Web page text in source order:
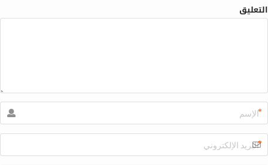
التعليق
*
*